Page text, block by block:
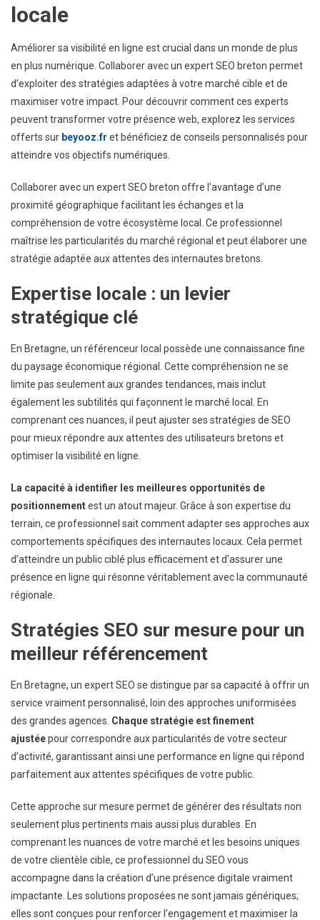
locale
Améliorer sa visibilité en ligne est crucial dans un monde de plus
en plus numérique. Collaborer avec un expert SEO breton permet
d’exploiter des stratégies adaptées à votre marché cible et de
maximiser votre impact. Pour découvrir comment ces experts
peuvent transformer votre présence web, explorez les services
offerts sur beyooz.fr et bénéficiez de conseils personnalisés pour
atteindre vos objectifs numériques.
Collaborer avec un expert SEO breton offre l’avantage d’une
proximité géographique facilitant les échanges et la
compréhension de votre écosystème local. Ce professionnel
maîtrise les particularités du marché régional et peut élaborer une
stratégie adaptée aux attentes des internautes bretons.
Expertise locale : un levier
stratégique clé
En Bretagne, un référenceur local possède une connaissance fine
du paysage économique régional. Cette compréhension ne se
limite pas seulement aux grandes tendances, mais inclut
également les subtilités qui façonnent le marché local. En
comprenant ces nuances, il peut ajuster ses stratégies de SEO
pour mieux répondre aux attentes des utilisateurs bretons et
optimiser la visibilité en ligne.
La capacité à identifier les meilleures opportunités de
positionnementest un atout majeur. Grâce à son expertise du
terrain, ce professionnel sait comment adapter ses approches aux
comportements spécifiques des internautes locaux. Cela permet
d’atteindre un public ciblé plus efficacement et d’assurer une
présence en ligne qui résonne véritablement avec la communauté
régionale.
Stratégies SEO sur mesure pour un
meilleur référencement
En Bretagne, un expert SEO se distingue par sa capacité à offrir un
service vraiment personnalisé, loin des approches uniformisées
des grandes agences. Chaque stratégie est finement
ajustéepour correspondre aux particularités de votre secteur
d’activité, garantissant ainsi une performance en ligne qui répond
parfaitement aux attentes spécifiques de votre public.
Cette approche sur mesure permet de générer des résultats non
seulement plus pertinents mais aussi plus durables. En
comprenant les nuances de votre marché et les besoins uniques
de votre clientèle cible, ce professionnel du SEO vous
accompagne dans la création d’une présence digitale vraiment
impactante. Les solutions proposées ne sont jamais génériques;
elles sont conçues pour renforcer l’engagement et maximiser la